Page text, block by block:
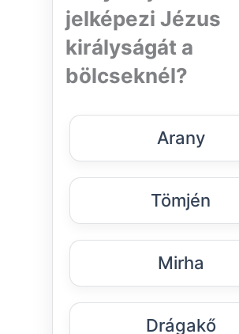
jelképezi Jézus
királyságát a
bölcseknél?
Arany
Tömjén
Mirha
Drágakő